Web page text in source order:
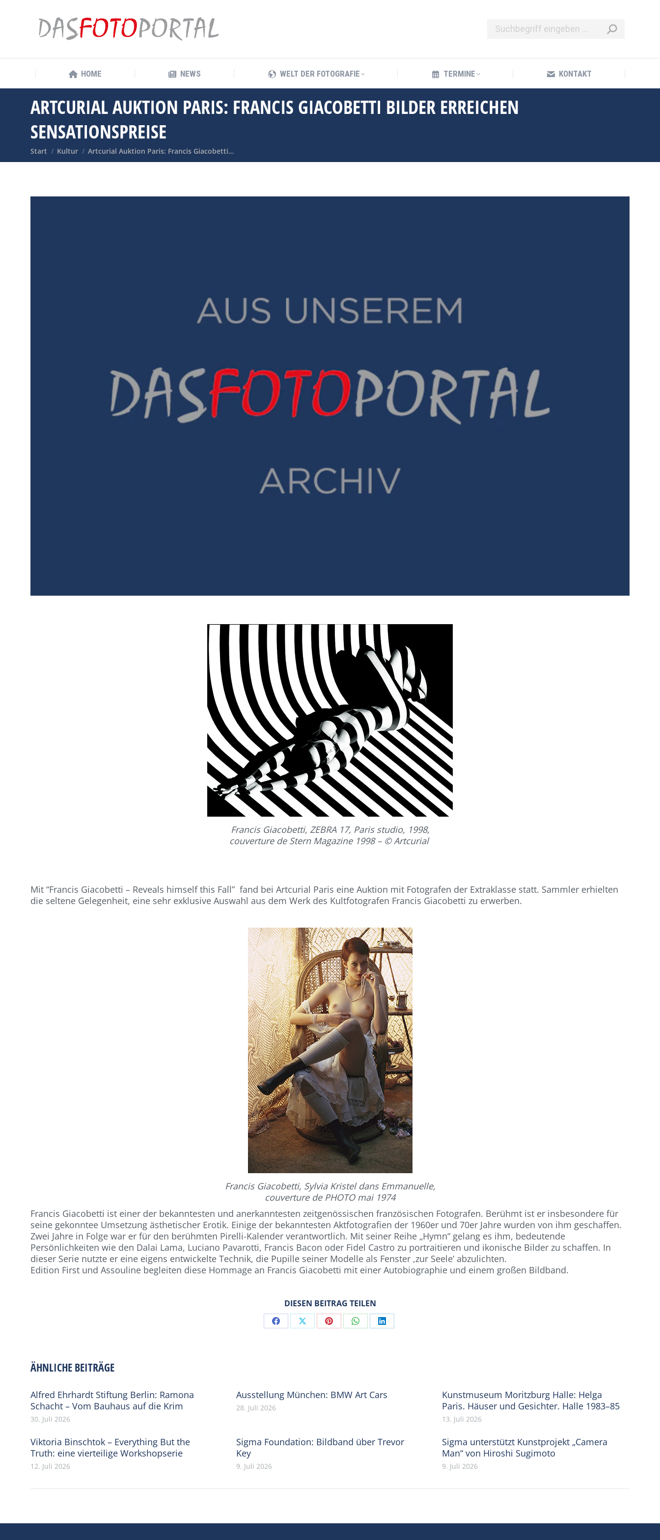
HOME NEWS WELT DER FOTOGRAFIE TERMINE KONTAKT
ARTCURIAL AUKTION PARIS: FRANCIS GIACOBETTI BILDER ERREICHEN
SENSATIONSPREISE
Sie befinden sich hier:
Start Kultur Artcurial Auktion Paris: Francis Giacobetti…
Francis Giacobetti, ZEBRA 17, Paris studio, 1998,
couverture de Stern Magazine 1998 – © Artcurial
Mit “Francis Giacobetti – Reveals himself this Fall” fand bei Artcurial Paris eine Auktion mit Fotografen der Extraklasse statt. Sammler erhielten
die seltene Gelegenheit, eine sehr exklusive Auswahl aus dem Werk des Kultfotografen Francis Giacobetti zu erwerben.
Francis Giacobetti, Sylvia Kristel dans Emmanuelle,
couverture de PHOTO mai 1974
Francis Giacobetti ist einer der bekanntesten und anerkanntesten zeitgenössischen französischen Fotografen. Berühmt ist er insbesondere für
seine gekonntee Umsetzung ästhetischer Erotik. Einige der bekanntesten Aktfotografien der 1960er und 70er Jahre wurden von ihm geschaffen.
Zwei Jahre in Folge war er für den berühmten Pirelli-Kalender verantwortlich. Mit seiner Reihe „Hymn“ gelang es ihm, bedeutende
Persönlichkeiten wie den Dalai Lama, Luciano Pavarotti, Francis Bacon oder Fidel Castro zu portraitieren und ikonische Bilder zu schaffen. In
dieser Serie nutzte er eine eigens entwickelte Technik, die Pupille seiner Modelle als Fenster ,zur Seele’ abzulichten.
Edition First und Assouline begleiten diese Hommage an Francis Giacobetti mit einer Autobiographie und einem großen Bildband.
DIESEN BEITRAG TEILEN
Share Share Share Share Share
ÄHNLICHE BEITRÄGE
Alfred Ehrhardt Stiftung Berlin: Ramona
Schacht – Vom Bauhaus auf die Krim
30. Juli 2026
Ausstellung München: BMW Art Cars
28. Juli 2026
Kunstmuseum Moritzburg Halle: Helga
Paris. Häuser und Gesichter. Halle 1983–85
13. Juli 2026
Viktoria Binschtok – Everything But the
Truth: eine vierteilige Workshopserie
12. Juli 2026
Sigma Foundation: Bildband über Trevor
Key
9. Juli 2026
Sigma unterstützt Kunstprojekt „Camera
Man“ von Hiroshi Sugimoto
9. Juli 2026
HOME NEWS